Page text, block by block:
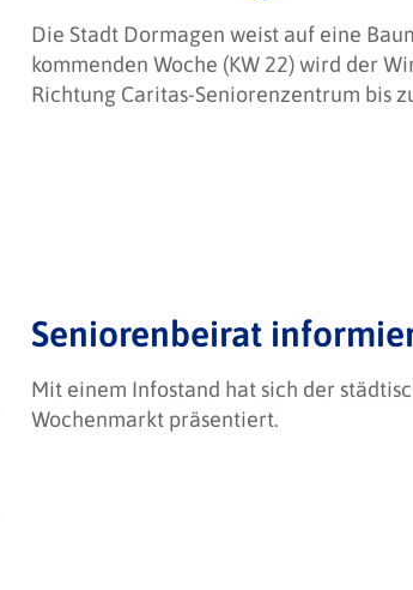
Die Stadt Dormagen weist auf eine
kommenden Woche (KW 22) wird der
Richtung Caritas-Seniorenzentrum bis
Seniorenbeirat
Mit einem Infostand hat sich der
Wochenmarkt präsentiert.